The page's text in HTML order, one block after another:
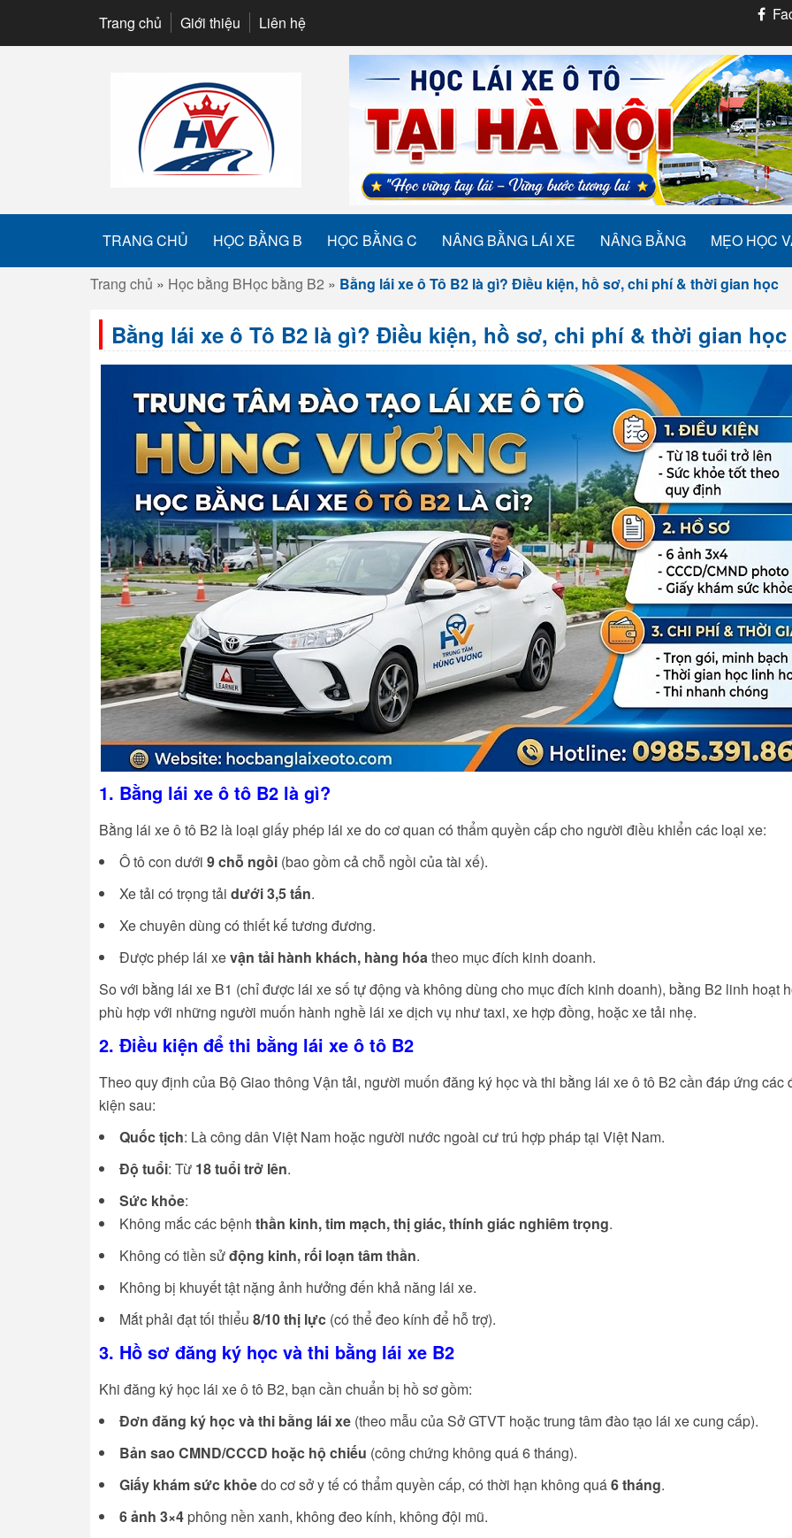
Trang chủ Giới thiệu Liên hệ
TRANG CHỦ HỌC BẰNG B HỌC BẰNG C NÂNG BẰNG LÁI XE NÂNG BẰNG MẸO HỌC
Trang chủ » Học bằng BHọc bằng B2 » Bằng lái xe ô Tô B2 là gì? Điều kiện, hồ sơ, chi phí & thời gian học
Bằng lái xe ô Tô B2 là gì? Điều kiện, hồ sơ, chi phí & thời gian học
1. Bằng lái xe ô tô B2 là gì?
Bằng lái xe ô tô B2 là loại giấy phép lái xe do cơ quan có thẩm quyền cấp cho người điều khiển các loại xe:
Ô tô con dưới 9 chỗ ngồi (bao gồm cả chỗ ngồi của tài xế).
Xe tải có trọng tải dưới 3,5 tấn.
Xe chuyên dùng có thiết kế tương đương.
Được phép lái xevận tải hành khách, hàng hóatheo mục đích kinh doanh.
So với bằng lái xe B1 (chỉ được lái xe số tự động và không dùng cho mục đích kinh doanh), bằng B2 linh hoạt
phù hợp với những người muốn hành nghề lái xe dịch vụ như taxi, xe hợp đồng, hoặc xe tải nhẹ.
2. Điều kiện để thi bằng lái xe ô tô B2
Theo quy định của Bộ Giao thông Vận tải, người muốn đăng ký học và thi bằng lái xe ô tô B2 cần đáp ứng các
kiện sau:
Quốc tịch: Là công dân Việt Nam hoặc người nước ngoài cư trú hợp pháp tại Việt Nam.
Độ tuổi: Từ 18 tuổi trở lên.
Sức khỏe:
Không mắc các bệnh thần kinh, tim mạch, thị giác, thính giác nghiêm trọng.
Không có tiền sửđộng kinh, rối loạn tâm thần.
Không bị khuyết tật nặng ảnh hưởng đến khả năng lái xe.
Mắt phải đạt tối thiểu 8/10 thị lực (có thể đeo kính để hỗ trợ).
3. Hồ sơ đăng ký học và thi bằng lái xe B2
Khi đăng ký học lái xe ô tô B2, bạn cần chuẩn bị hồ sơ gồm:
Đơn đăng ký học và thi bằng lái xe (theo mẫu của Sở GTVT hoặc trung tâm đào tạo lái xe cung cấp).
Bản sao CMND/CCCD hoặc hộ chiếu (công chứng không quá 6 tháng).
Giấy khám sức khỏedo cơ sở y tế có thẩm quyền cấp, có thời hạn không quá6 tháng.
6 ảnh 3×4 phông nền xanh, không đeo kính, không đội mũ.